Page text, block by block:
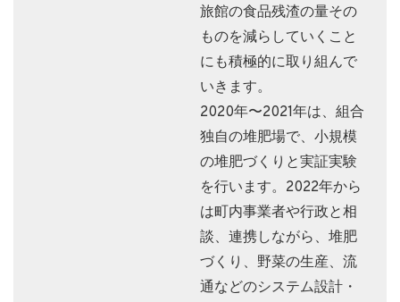
旅館の食品残渣の量その
ものを減らしていくこと
にも積極的に取り組んで
いきます。
2020年〜2021年は、組合
独自の堆肥場で、小規模
の堆肥づくりと実証実験
を行います。2022年から
は町内事業者や行政と相
談、連携しながら、堆肥
づくり、野菜の生産、流
通などのシステム設計・